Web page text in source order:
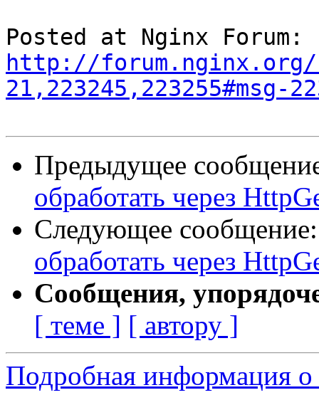
http://forum.nginx.org/
21,223245,223255#msg-
Предыдущее
обработать через
Следующее
обработать через
Сообщения,
[ теме ] [ автору ]
Подробная информация